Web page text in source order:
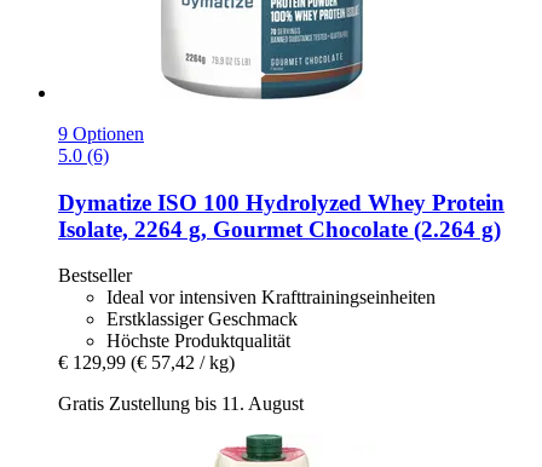
9 Optionen
5.0 (6)
Dymatize ISO 100 Hydrolyzed Whey Protein
Isolate, 2264 g, Gourmet Chocolate (2.264 g)
Bestseller
Ideal vor intensiven Krafttrainingseinheiten
Erstklassiger Geschmack
Höchste Produktqualität
€ 129,99 (€ 57,42 / kg)
Gratis Zustellung bis 11. August